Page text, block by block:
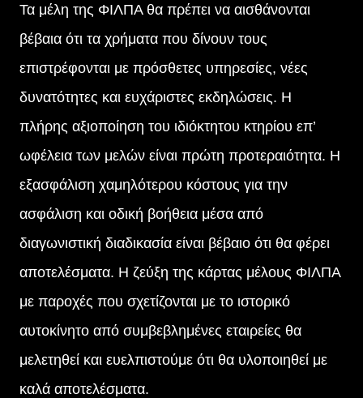
Τα μέλη της ΦΙΛΠΑ θα πρέπει να αισθάνονται
βέβαια ότι τα χρήματα που δίνουν τους
επιστρέφονται με πρόσθετες υπηρεσίες, νέες
δυνατότητες και ευχάριστες εκδηλώσεις. Η
πλήρης αξιοποίηση του ιδιόκτητου κτηρίου επ’
ωφέλεια των μελών είναι πρώτη προτεραιότητα. Η
εξασφάλιση χαμηλότερου κόστους για την
ασφάλιση και οδική βοήθεια μέσα από
διαγωνιστική διαδικασία είναι βέβαιο ότι θα φέρει
αποτελέσματα. Η ζεύξη της κάρτας μέλους ΦΙΛΠΑ
με παροχές που σχετίζονται με το ιστορικό
αυτοκίνητο από συμβεβλημένες εταιρείες θα
μελετηθεί και ευελπιστούμε ότι θα υλοποιηθεί με
καλά αποτελέσματα.